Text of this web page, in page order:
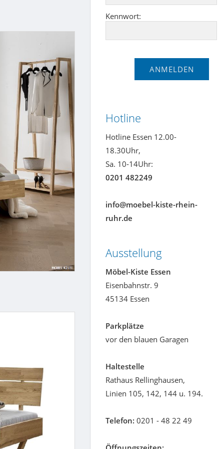
Kennwort:
Hotline
Hotline Essen 12.00-
18.30Uhr,
Sa. 10-14Uhr:
0201 482249
info@moebel-kiste-rhein-
ruhr.de
Ausstellung
Möbel-Kiste Essen
Eisenbahnstr. 9
45134 Essen
Parkplätze
vor den blauen Garagen
Haltestelle
Rathaus Rellinghausen,
Linien 105, 142, 144 u. 194.
Telefon: 0201 - 48 22 49